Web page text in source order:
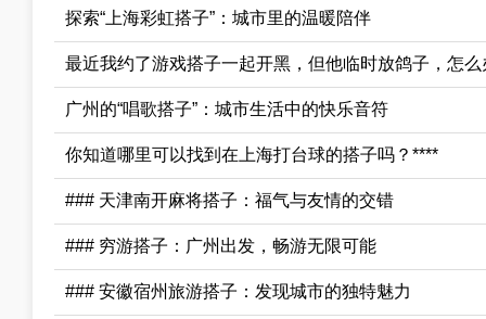
探索“上海彩虹搭子”：城市里的温暖陪伴
最近我约了游戏搭子一起开黑，但他临时放鸽子，怎么
广州的“唱歌搭子”：城市生活中的快乐音符
你知道哪里可以找到在上海打台球的搭子吗？****
### 天津南开麻将搭子：福气与友情的交错
### 穷游搭子：广州出发，畅游无限可能
### 安徽宿州旅游搭子：发现城市的独特魅力